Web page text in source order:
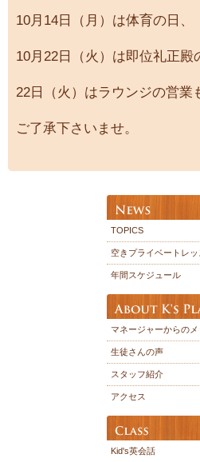
10月14日（月）は体育の日、
10月22日（火）は即位礼正殿
22日（火）はラウンジの営業
ご了承下さいませ。
TOPICS
空きプライベートレ
年間スケジュール
マネージャーからの
生徒さんの声
スタッフ紹介
アクセス
Kid's英会話